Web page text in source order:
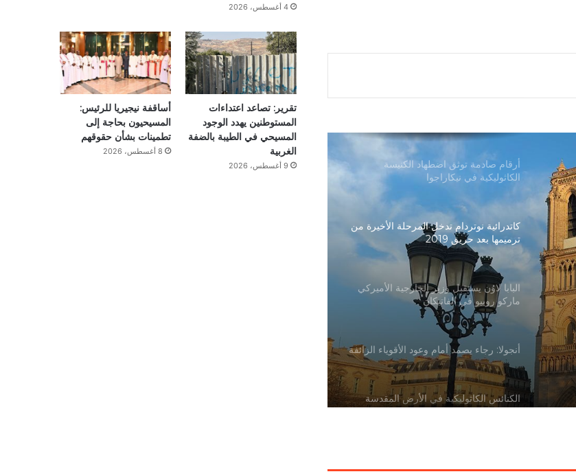
الأرض المقدسة وساعدوا في تعزيز الحوار
بطريركا الأقباط الكاثوليك والروم الكاثوليك
أرقام صادمة توثق اضطهاد الكنيسة
الكاثوليكية في نيكاراجوا
كاتدرائية نوتردام تدخل المرحلة الأخيرة من
ترميمها بعد حريق 2019
البابا لاوُن يستقبل وزير الخارجية الأميركي
ماركو روبيو في الفاتيكان
أنجولا: رجاء يصمد أمام وعود الأقوياء الزائفة
الكنائس الكاثوليكية في الأرض المقدسة
تدين تدنيس تمثال المسيح المصلوب
4 أغسطس، 2026
تقرير: تصاعد اعتداءات
المستوطنين يهدد الوجود
المسيحي في الطيبة بالضفة
الغربية
9 أغسطس، 2026
أساقفة نيجيريا للرئيس:
المسيحيون بحاجة إلى
تطمينات بشأن حقوقهم
8 أغسطس، 2026